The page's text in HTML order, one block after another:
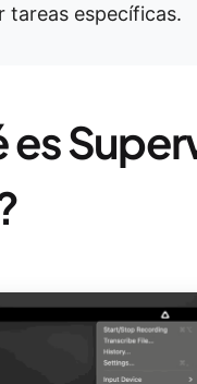
tareas específicas.
es